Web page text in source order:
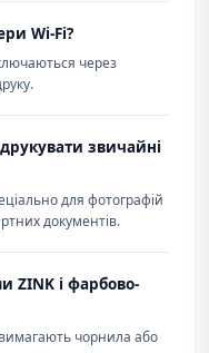
Wi-Fi?
через
звичайні
для фотографій
документів.
ZINK і фарбово-
чорнила або